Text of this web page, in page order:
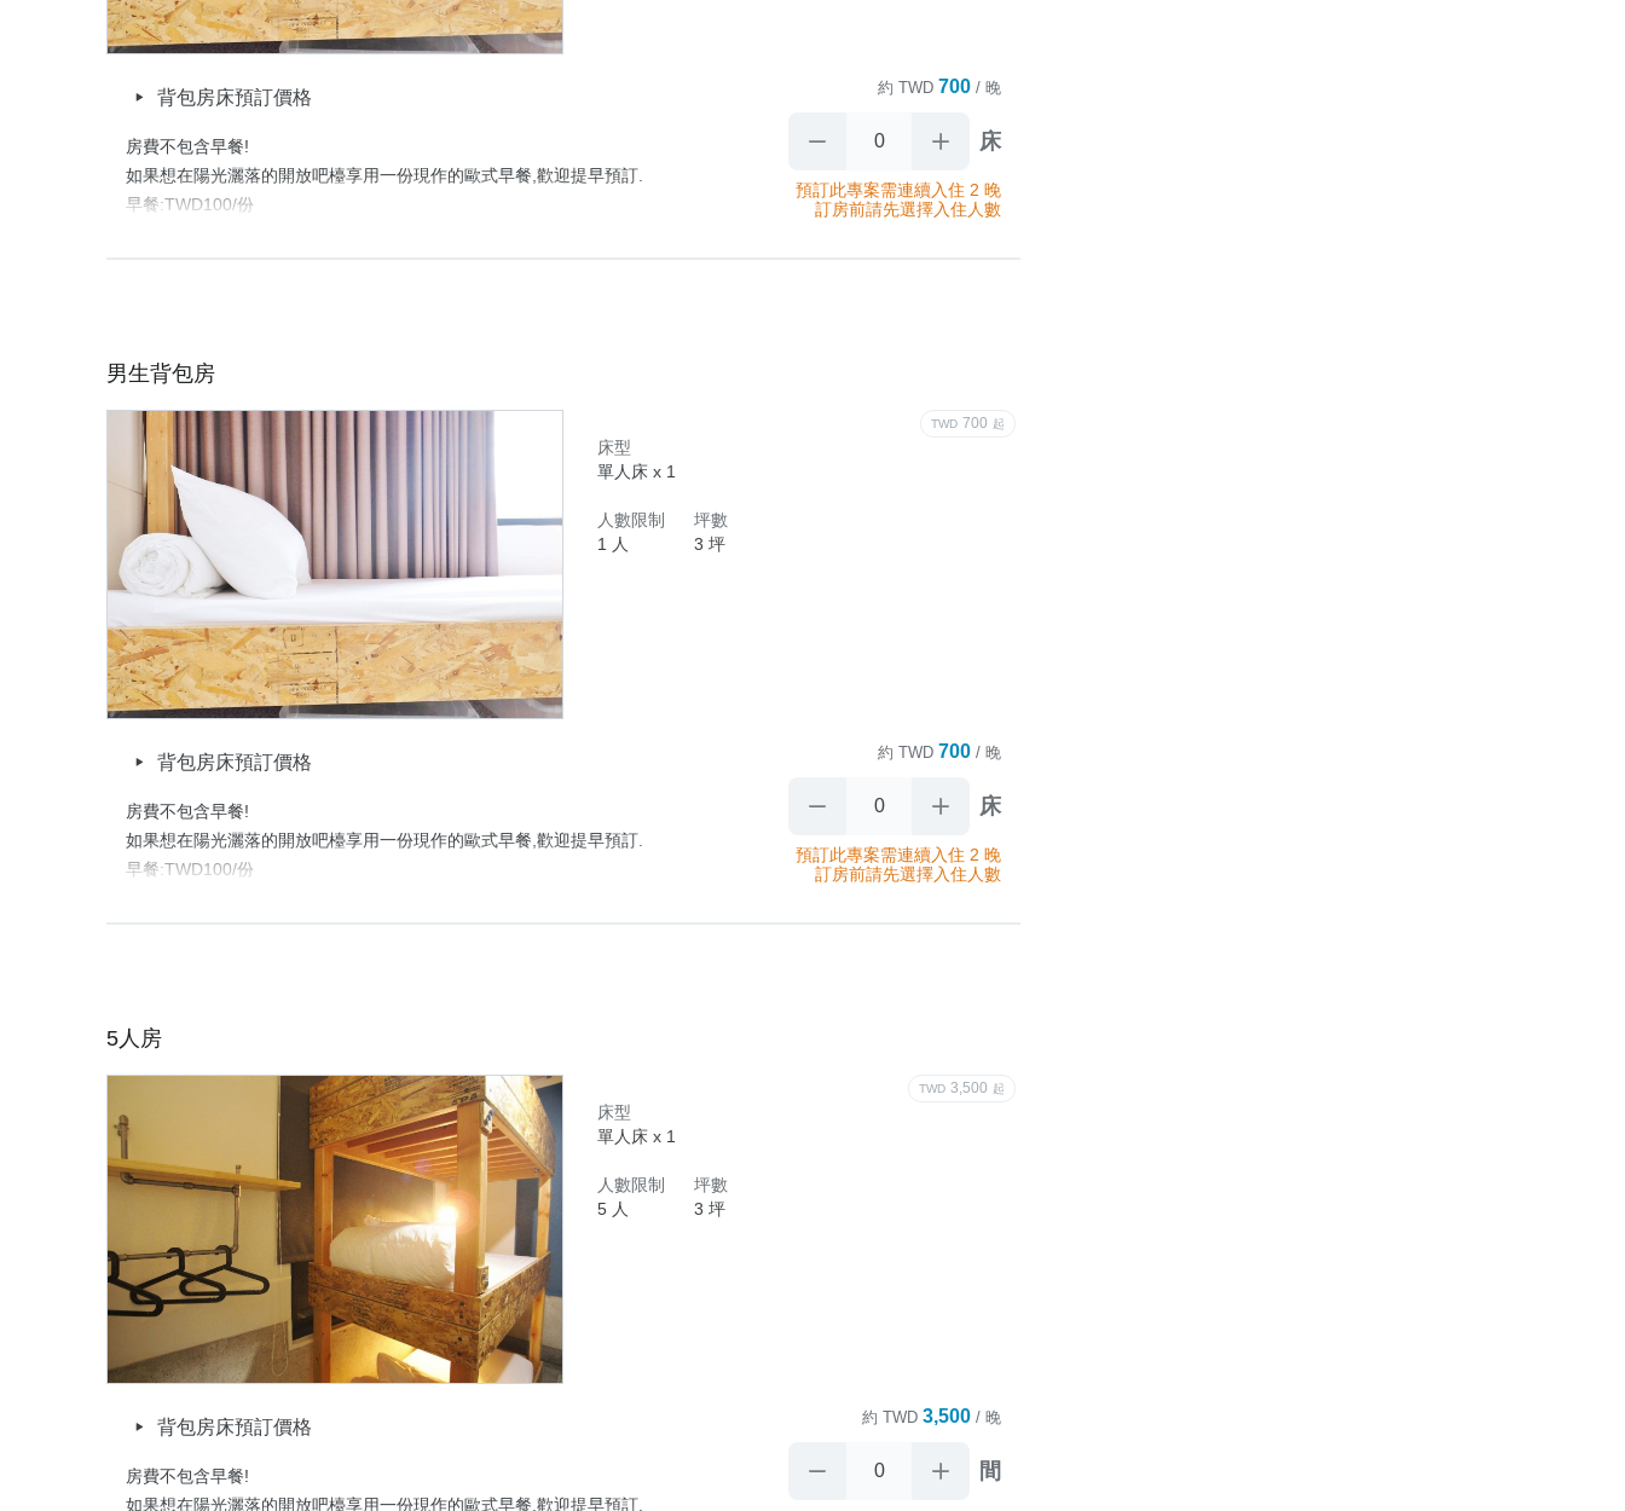
背包房床預訂價格
房費不包含早餐!
如果想在陽光灑落的開放吧檯享用一份現作的歐式早餐,歡迎提早預訂.
早餐:TWD100/份
我們全面翻新水電與衛浴空間,採用訂製實木床組與高等級記憶床墊,
床架穩固同時保有美感,給您舒適好眠。
我們提供以下公共區域與設備：
免費WIFI/開放廚房(可以簡單烹煮)/庭院/戶外吸菸區/沙發閱讀區/
頂樓陽台(休閒與晾衣處)/交誼用餐區/遊戲交誼廳/RO飲水機/洗衣機
(TWD$30)免費洗衣粉
取消政策
約 TWD 700 / 晚
床
預訂此專案需連續入住 2 晚
訂房前請先選擇入住人數
男生背包房
TWD 700 起
床型
單人床 x 1
人數限制
1 人
坪數
3 坪
背包房床預訂價格
房費不包含早餐!
如果想在陽光灑落的開放吧檯享用一份現作的歐式早餐,歡迎提早預訂.
早餐:TWD100/份
我們全面翻新水電與衛浴空間,採用訂製實木床組與高等級記憶床墊,
床架穩固同時保有美感,給您舒適好眠。
我們提供以下公共區域與設備：
免費WIFI/開放廚房(可以簡單烹煮)/庭院/戶外吸菸區/沙發閱讀區/
頂樓陽台(休閒與晾衣處)/交誼用餐區/遊戲交誼廳/RO飲水機/洗衣機
(TWD$30)免費洗衣粉
取消政策
約 TWD 700 / 晚
床
預訂此專案需連續入住 2 晚
訂房前請先選擇入住人數
5人房
TWD 3,500 起
床型
單人床 x 1
人數限制
5 人
坪數
3 坪
背包房床預訂價格
房費不包含早餐!
如果想在陽光灑落的開放吧檯享用一份現作的歐式早餐,歡迎提早預訂.
約 TWD 3,500 / 晚
間